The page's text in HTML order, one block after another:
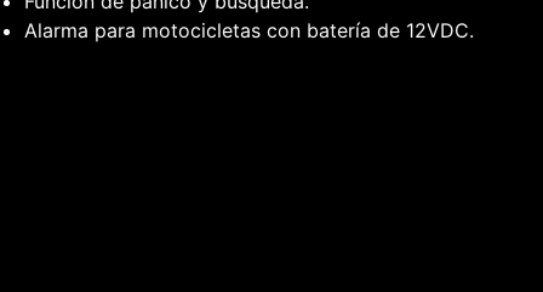
Alarma para motocicletas con batería de 12VDC.